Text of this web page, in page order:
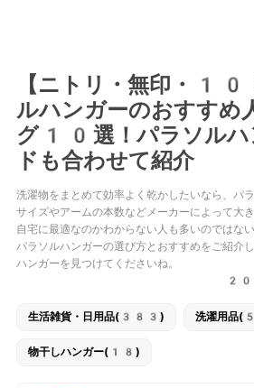
【ニトリ・無印・
ルハンガーのおすすめ
グ10選！パラソルハ
ドも合わせて紹介
洗濯物をまとめて効率よく乾かしたいなら、パ
サイズやアームの本数などメーカーによって大
自宅に最適なのかわからない人も多いのではな
パラソルハンガーの選び方とおすすめをご紹介
ハンガーを見つけてくださいね。
生活雑貨・日用品(383) 洗濯用品
物干しハンガー(18)